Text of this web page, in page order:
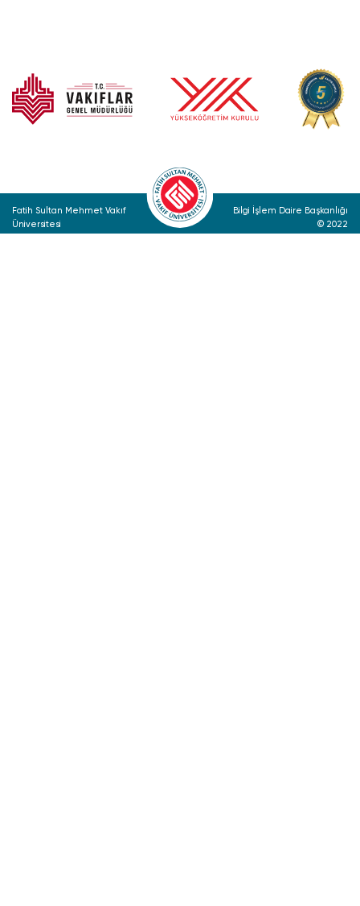
Fatih Sultan Mehmet Vakıf
Üniversitesi
Bilgi İşlem Daire Başkanlığı
© 2022